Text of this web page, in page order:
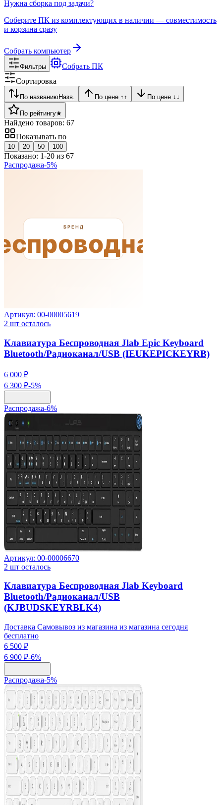
Нужна сборка под задачи?
Соберите ПК из комплектующих в наличии — совместимость
и корзина сразу
Собрать компьютер
Фильтры
Собрать ПК
Сортировка
По названиюНазв. По цене ↑ ↑ По цене ↓ ↓
По рейтингу★
Найдено товаров: 67
Показывать по
10 20 50 100
Показано: 1-20 из 67
Распродажа-5%
Артикул: 00-00005619
2 шт осталось
Клавиатура Беспроводная Jlab Epic Keyboard
Bluetooth/Радиоканал/USB (IEUKEPICKEYRB)
6 000 ₽
6 300 ₽-5%
Распродажа-6%
Артикул: 00-00006670
2 шт осталось
Клавиатура Беспроводная Jlab Keyboard
Bluetooth/Радиоканал/USB
(KJBUDSKEYRBLK4)
Доставка Самовывоз из магазина из магазина сегодня
бесплатно
6 500 ₽
6 900 ₽-6%
Распродажа-5%